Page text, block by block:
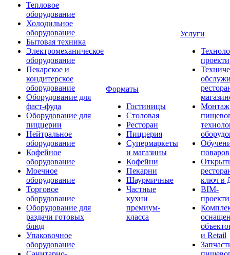
Тепловое
оборудование
Холодильное
оборудование
Бытовая техника
Электромеханическое
оборудование
Пекарское и
кондитерское
оборудование
Оборудование для
фаст-фуда
Оборудование для
пиццерии
Нейтральное
оборудование
Кофейное
оборудование
Моечное
оборудование
Торговое
оборудование
Оборудование для
раздачи готовых
блюд
Упаковочное
оборудование
Форматы
Гостиницы
Столовая
Ресторан
Пиццерия
Супермаркеты
и магазины
Кофейни
Пекарни
Шаурмичные
Частные
кухни
премиум-
класса
Услуги
Монтаж
поваров
ключ в
BIM-
и Retail